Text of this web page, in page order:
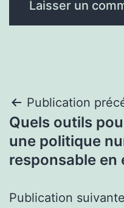
Navigation
de
l’article
Publication
Quels outils
une politique
responsable en
Publication suivante